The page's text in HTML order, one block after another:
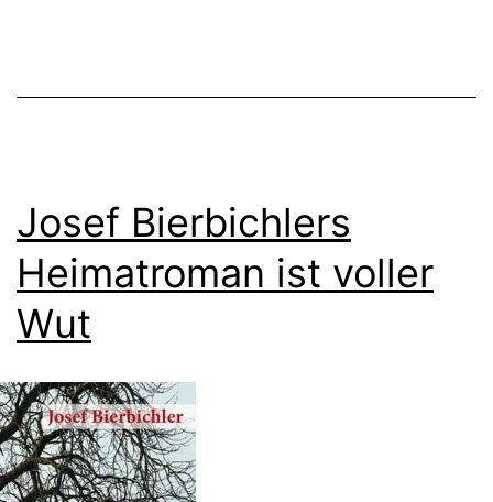
Josef Bierbichlers
Heimatroman ist voller
Wut